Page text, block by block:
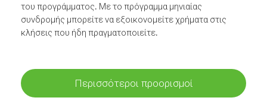
του προγράμματος. Με το πρόγραμμα μηνιαίας
συνδρομής μπορείτε να εξοικονομείτε χρήματα στις
κλήσεις που ήδη πραγματοποιείτε.
Περισσότεροι προορισμοί